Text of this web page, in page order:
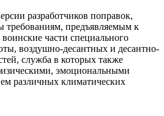
разработчиков поправок,
требованиям, предъявляемым к
части специального
воздушно-десантных и десантно-
служба в которых также
эмоциональными
различных климатических